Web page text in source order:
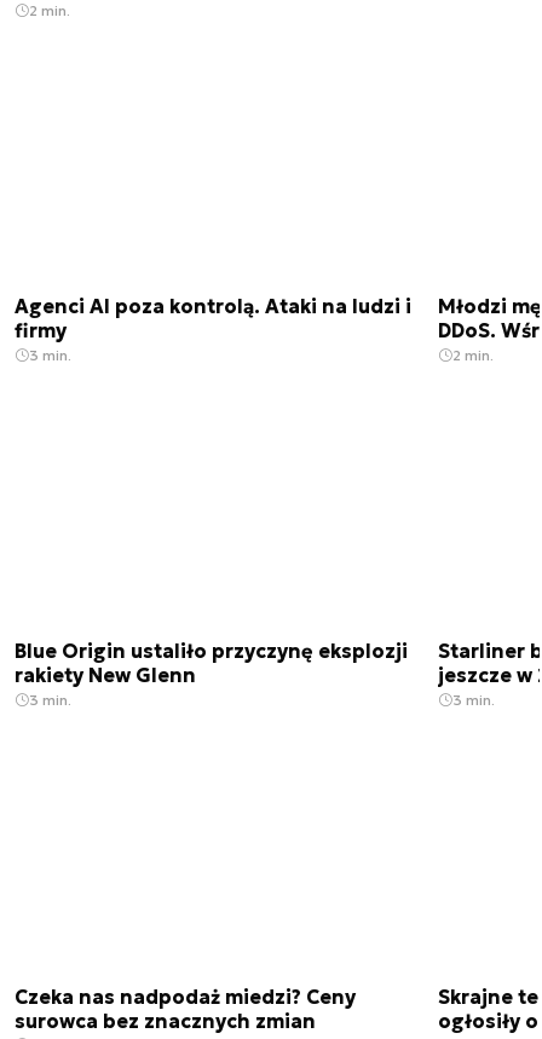
2 min.
Agenci AI poza kontrolą. Ataki na ludzi i
firmy
3 min.
Młodzi
DDoS.
2 min.
Blue Origin ustaliło przyczynę eksplozji
rakiety New Glenn
3 min.
Starliner
jeszcze w
3 min.
Czeka nas nadpodaż miedzi? Ceny
surowca bez znacznych zmian
Skrajne
ogłosiły